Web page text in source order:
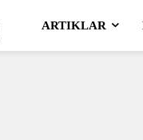
ARTIKLAR